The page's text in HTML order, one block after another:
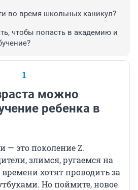
во время школьных каникул?
чтобы попасть в академию и
1
можно
ребенка в
— это поколение Z.
злимся, ругаемся на
хотят проводить за
Но поймите, новое